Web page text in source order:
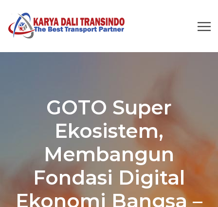
GOTO Super
Ekosistem,
Membangun
Fondasi Digital
Ekonomi Bangsa –